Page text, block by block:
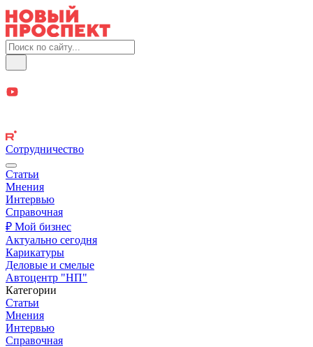
Сотрудничество
Статьи
Мнения
Интервью
Справочная
₽ Мой бизнес
Актуально сегодня
Карикатуры
Деловые и смелые
Автоцентр "НП"
Категории
Статьи
Мнения
Интервью
Справочная